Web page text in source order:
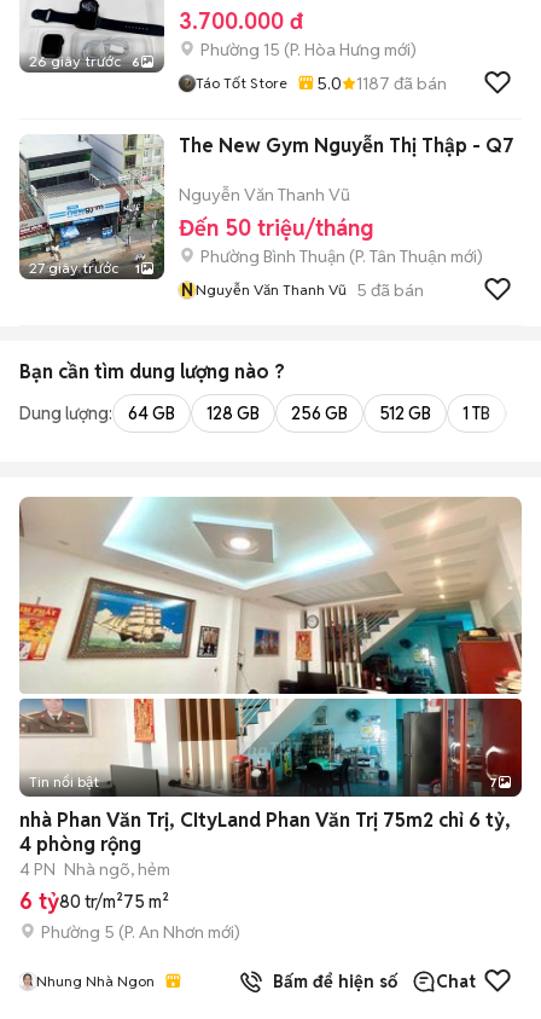
26 giây trước 6
3.700.000 đ
Phường 15 (P. Hòa Hưng mới)
Táo Tốt Store 5.0 1187 đã bán
27 giây trước 1
The New Gym Nguyễn Thị Thập - Q7
Nguyễn Văn Thanh Vũ
Đến 50 triệu/tháng
Phường Bình Thuận (P. Tân Thuận mới)
NNguyễn Văn Thanh Vũ 5 đã bán
Bạn cần tìm dung lượng nào ?
Dung lượng: 64 GB 128 GB 256 GB 512 GB 1 TB
+2
Tin nổi bật 7
nhà Phan Văn Trị, CItyLand Phan Văn Trị 75m2 chỉ 6 tỷ,
4 phòng rộng
4 PN Nhà ngõ, hẻm
6 tỷ80 tr/m²75 m²
Phường 5 (P. An Nhơn mới)
Nhung Nhà Ngon Bấm để hiện số Chat